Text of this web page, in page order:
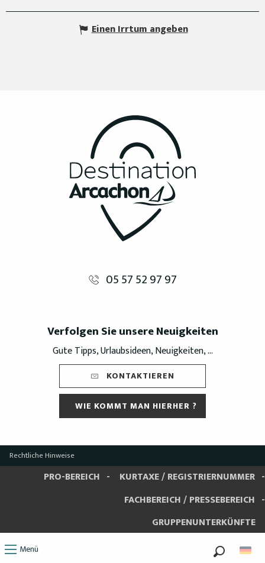
Menü
Einen Irrtum angeben
05 57 52 97 97
Verfolgen Sie unsere Neuigkeiten
Gute Tipps, Urlaubsideen, Neuigkeiten, ...
KONTAKTIEREN
WIE KOMMT MAN HIERHER ?
Rechtliche Hinweise
PRO-BEREICH
KURTAXE / REGISTRIERNUMMER
FACHBEREICH / PRESSEBEREICH
GRUPPENUNTERKÜNFTE